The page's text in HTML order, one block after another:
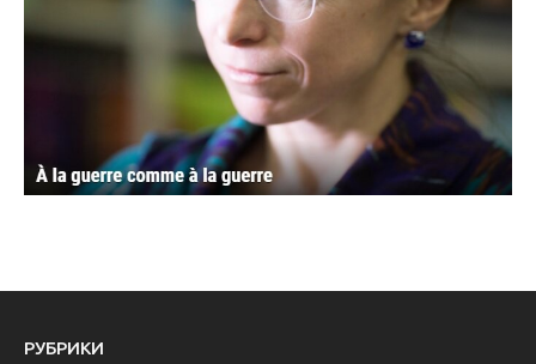
РУБРИКИ